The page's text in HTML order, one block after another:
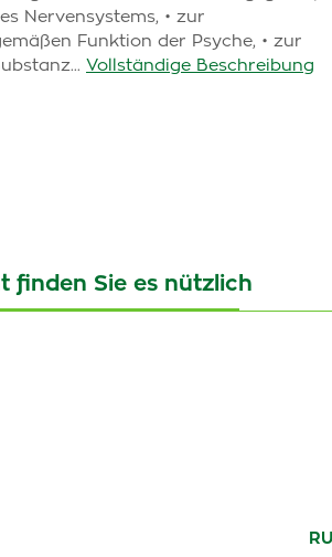
Nervensystems, • zur
Funktion der Psyche, • zur
Vollständige Beschreibung
finden Sie es nützlich